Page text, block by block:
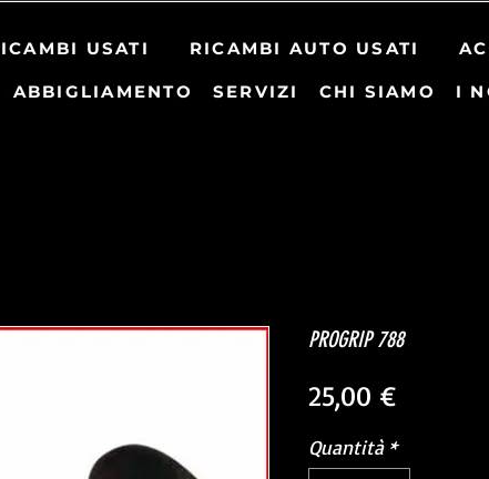
USATI RICAMBI AUTO USATI
ABBIGLIAMENTO SERVIZI CHI SIAMO I
PROGRIP 788
25,00 €Prezzo
Quantità *